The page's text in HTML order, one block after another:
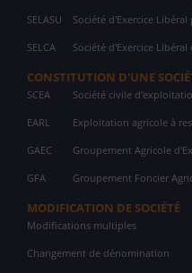
SELASU Société d'Exercice
SELCA Société d'Exercice
CONSTITUTION D'UNE
SCEA Société civile
EARL Exploitation agricole à
GAEC Groupement Agricole
GFA Groupement Foncier
MODIFICATION DE SOCIÉTÉ
Modifications multiples
Changement de dénomination